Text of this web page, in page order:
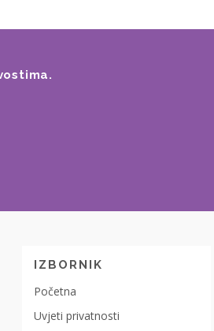
IZBORNIK
Početna
Uvjeti privatnosti